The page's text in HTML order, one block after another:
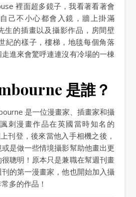
裡面超多鏡子，我看著看著會
己不小心都會入鏡，牆上掛滿
生的插畫以及攝影作品，房間壁
紀的樣子，樓梯，地毯每個角落
進來會驚呼連連沒有冷場的一棟
是誰？
是一位漫畫家、插畫家和攝
刺漫畫作品在英國當時知名的
刊登，後來當他入手相機之後，
是做一些情境攝影幫助他畫出更
聰明！原本只是兼職在幫週刊畫
的第一漫畫家，他也開始加入攝
多的作品！